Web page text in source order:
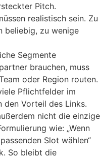
Pitch.
realistisch sein. Zu
beliebig, zu wenige
Segmente
brauchen, muss
oder Region routen.
Pflichtfelder im
den Vorteil des Links.
nicht die einzige
wie: „Wenn
Slot wählen“
So bleibt die